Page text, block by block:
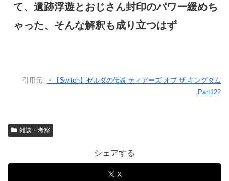
て、遺跡浮遊とおじさん封印のパワー緩めち
ゃった、そんな解釈も成り立つはず
引用元:
・【Switch】ゼルダの伝説 ティアーズ オブ ザ キングダム
Part122
雑談・考察
シェアする
X